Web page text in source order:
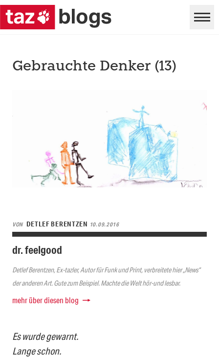
Gebrauchte Denker (13)
VON DETLEF BERENTZEN 10.09.2016
dr. feelgood
Detlef Berentzen, Ex-tazler, Autor für Funk und Print, verbreitete hier „News“
der anderen Art. Gute zum Beispiel. Machte die Welt hör-und lesbar.
mehr über diesen blog
Es wurde gewarnt.
Lange schon.